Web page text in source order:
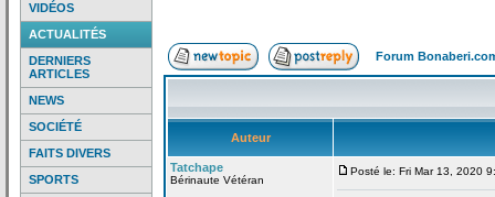
VIDÉOS
ACTUALITÉS
DERNIERS
ARTICLES
NEWS
SOCIÉTÉ
FAITS DIVERS
SPORTS
Forum
Auteur
Tatchape
Bérinaute Vétéran
Posté le: Fri Mar 13, 2020